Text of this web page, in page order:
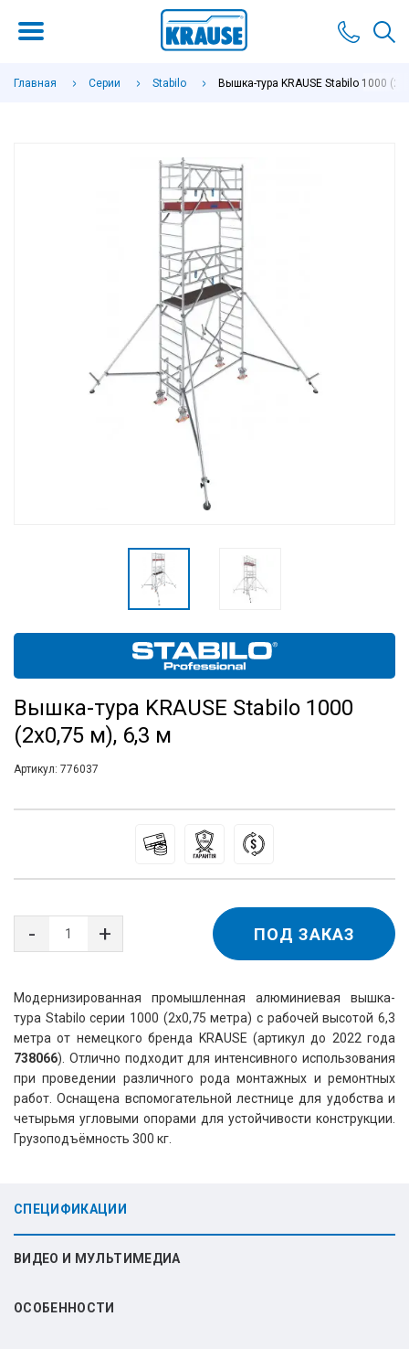
Главная Серии Stabilo Вышка-тура KRAUSE Stabilo 1000
Вышка-тура KRAUSE Stabilo 1000
(2х0,75 м), 6,3 м
Артикул: 776037
Модернизированная промышленная алюминиевая вышка-
тура Stabilo серии 1000 (2х0,75 метра) с рабочей высотой 6,3
738066). Отлично подходит для интенсивного использования
при проведении различного рода монтажных и ремонтных
работ. Оснащена вспомогательной лестнице для удобства и
четырьмя угловыми опорами для устойчивости конструкции.
Грузоподъёмность 300 кг.
ПОД ЗАКАЗ
СПЕЦИФИКАЦИИ
ВИДЕО И МУЛЬТИМЕДИА
ОСОБЕННОСТИ